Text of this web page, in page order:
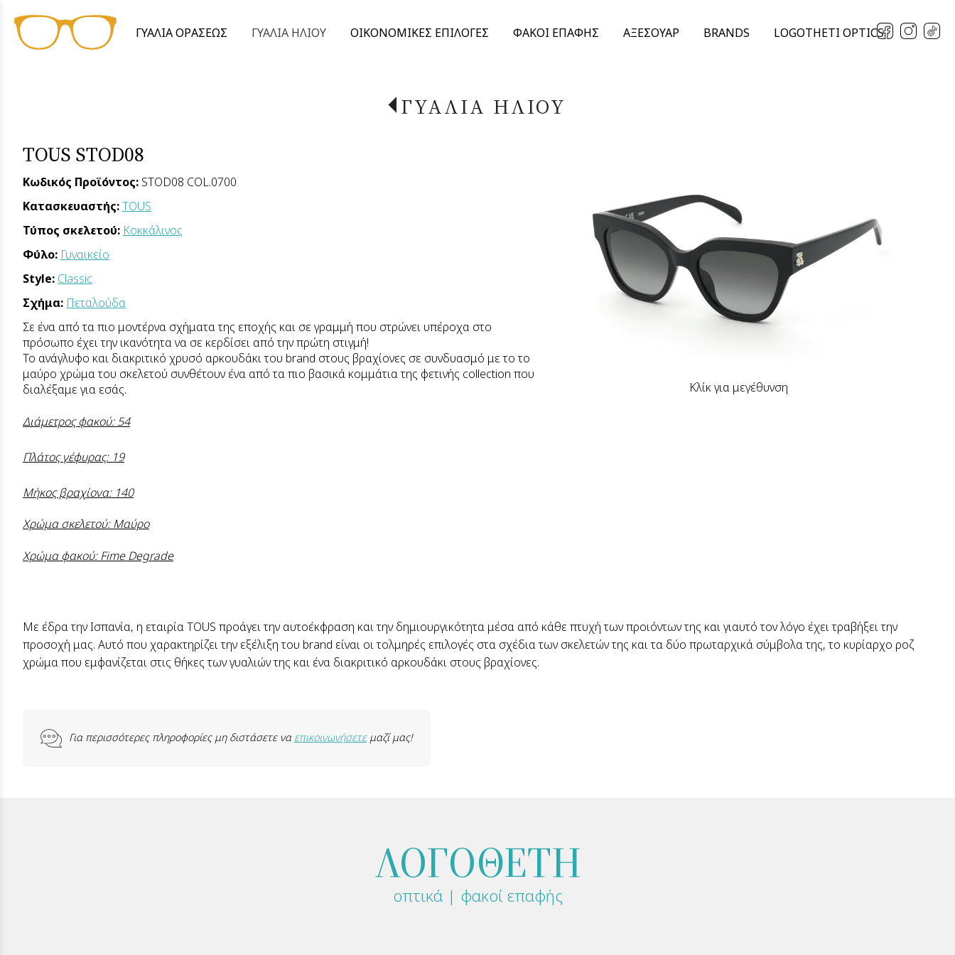
ΓΥΑΛΙΑ ΟΡΑΣΕΩΣ ΓΥΑΛΙΑ ΗΛΙΟΥ ΟΙΚΟΝΟΜΙΚΕΣ ΕΠΙΛΟΓΕΣ ΦΑΚΟΙ ΕΠΑΦΗΣ ΑΞΕΣΟΥΑΡ BRANDS LOGOTHETI OPTICS
ΓΥΑΛΙΑ ΗΛΙΟΥ
Κλίκ για μεγέθυνση
TOUS STOD08
Κωδικός Προϊόντος: STOD08 COL.0700
Κατασκευαστής:TOUS
Τύπος σκελετού: Κοκκάλινος
Φύλο: Γυναικείο
Style: Classic
Σχήμα: Πεταλούδα
Σε ένα από τα πιο μοντέρνα σχήματα της εποχής και σε γραμμή που στρώνει υπέροχα στο
πρόσωπο έχει την ικανότητα να σε κερδίσει από την πρώτη στιγμή!
Το ανάγλυφο και διακριτικό χρυσό αρκουδάκι του brand στους βραχίονες σε συνδυασμό με το το
μαύρο χρώμα του σκελετού συνθέτουν ένα από τα πιο βασικά κομμάτια της φετινής collection που
διαλέξαμε για εσάς.
Διάμετρος φακού: 54
Πλάτος γέφυρας: 19
Μήκος βραχίονα: 140
Χρώμα σκελετού: Μαύρο
Χρώμα φακού: Fime Degrade
Με έδρα την Ισπανία, η εταιρία ΤΟUS προάγει την αυτοέκφραση και την δημιουργικότητα μέσα από κάθε πτυχή των προιόντων της και γιαυτό τον λόγο έχει τραβήξει την
προσοχή μας. Αυτό που χαρακτηρίζει την εξέλιξη του brand είναι οι τολμηρές επιλογές στα σχέδια των σκελετών της και τα δύο πρωταρχικά σύμβολα της, το κυρίαρχο ροζ
χρώμα που εμφανίζεται στις θήκες των γυαλιών της και ένα διακριτικό αρκουδάκι στους βραχίονες.
Για περισσότερες πληροφορίες μη διστάσετε να επικοινωνήσετεμαζί μας!
ΛΟΓΟΘΕΤΗ
οπτικά | φακοί επαφής